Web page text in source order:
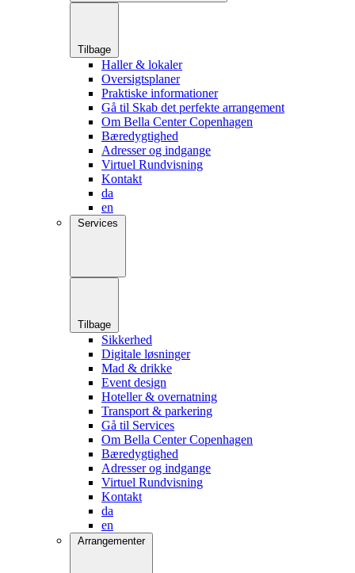
Tilbage
Haller & lokaler
Oversigtsplaner
Praktiske informationer
Gå til Skab det perfekte arrangement
Om Bella Center Copenhagen
Bæredygtighed
Adresser og indgange
Virtuel Rundvisning
Kontakt
da
en
Services
Tilbage
Sikkerhed
Digitale løsninger
Mad & drikke
Event design
Hoteller & overnatning
Transport & parkering
Gå til Services
Om Bella Center Copenhagen
Bæredygtighed
Adresser og indgange
Virtuel Rundvisning
Kontakt
da
en
Arrangementer